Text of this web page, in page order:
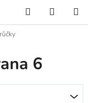
Hledat
KOŠÍK
6